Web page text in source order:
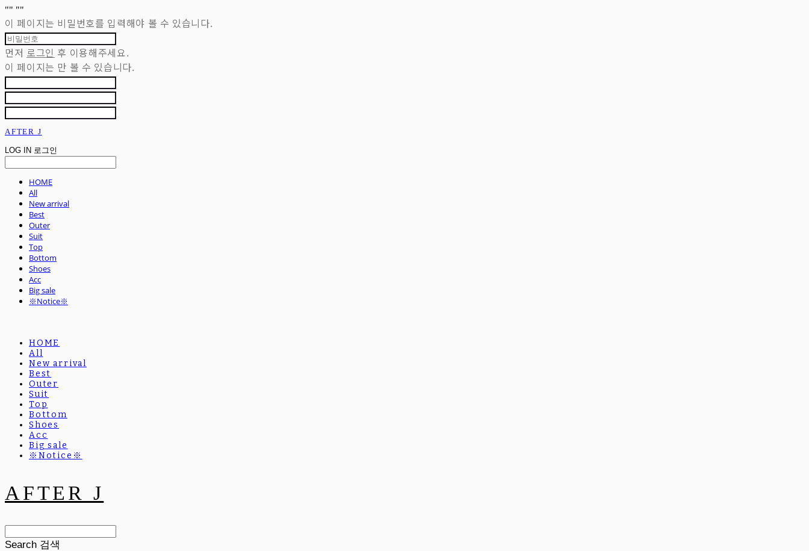
"" ""
이 페이지는 비밀번호를 입력해야 볼 수 있습니다.
먼저 로그인 후 이용해주세요.
이 페이지는 만 볼 수 있습니다.
AFTER J
LOG IN 로그인
HOME
All
New arrival
Best
Outer
Suit
Top
Bottom
Shoes
Acc
Big sale
※Notice※
HOME
All
New arrival
Best
Outer
Suit
Top
Bottom
Shoes
Acc
Big sale
※Notice※
AFTER J
Search 검색